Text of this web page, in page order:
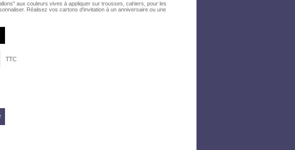
aux couleurs vives à appliquer sur trousses, cahiers, pour les
Réalisez vos cartons d'invitation à un anniversaire ou une
TTC